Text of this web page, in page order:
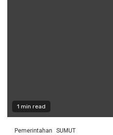
1 min read
Pemerintahan SUMUT